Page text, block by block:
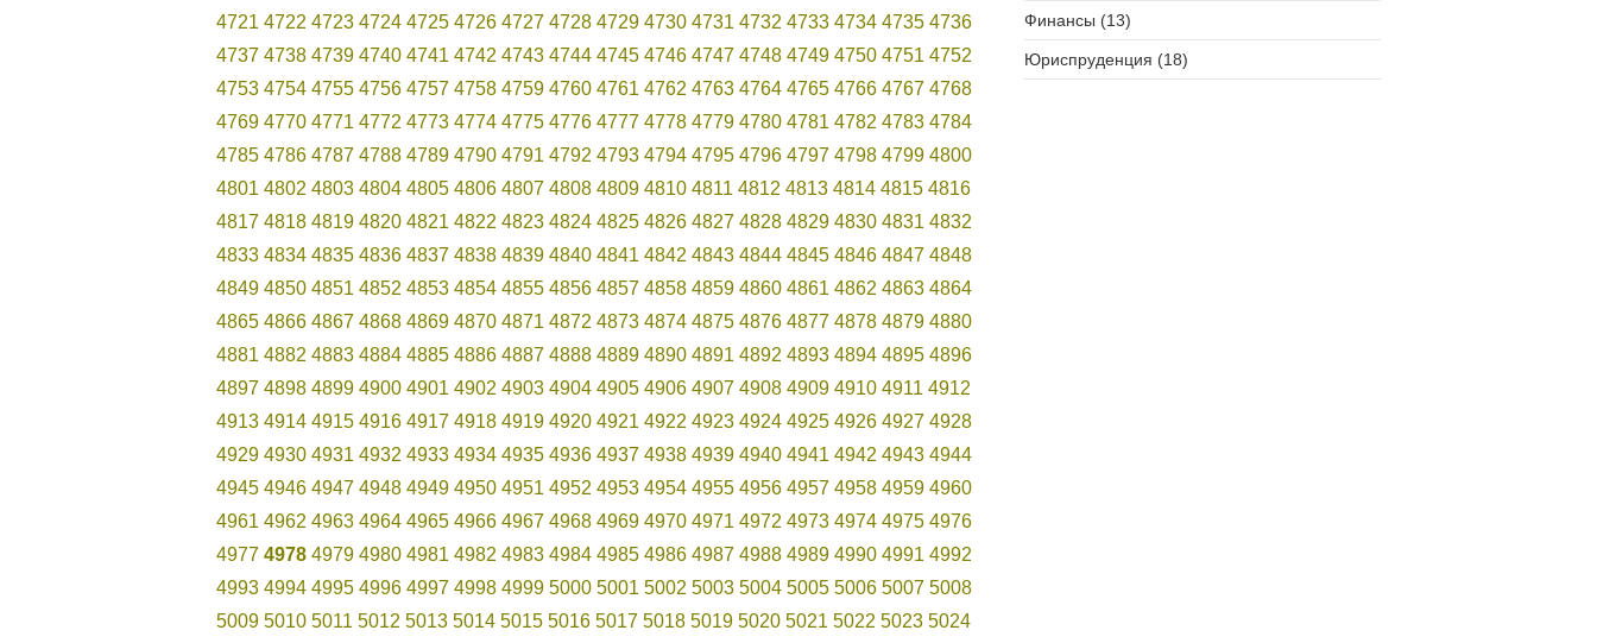
4721 4722 4723 4724 4725 4726 4727 4728 4729 4730 4731 4732 4733 4734 4735 4736
4737 4738 4739 4740 4741 4742 4743 4744 4745 4746 4747 4748 4749 4750 4751 4752
4753 4754 4755 4756 4757 4758 4759 4760 4761 4762 4763 4764 4765 4766 4767 4768
4769 4770 4771 4772 4773 4774 4775 4776 4777 4778 4779 4780 4781 4782 4783 4784
4785 4786 4787 4788 4789 4790 4791 4792 4793 4794 4795 4796 4797 4798 4799 4800
4801 4802 4803 4804 4805 4806 4807 4808 4809 4810 4811 4812 4813 4814 4815 4816
4817 4818 4819 4820 4821 4822 4823 4824 4825 4826 4827 4828 4829 4830 4831 4832
4833 4834 4835 4836 4837 4838 4839 4840 4841 4842 4843 4844 4845 4846 4847 4848
4849 4850 4851 4852 4853 4854 4855 4856 4857 4858 4859 4860 4861 4862 4863 4864
4865 4866 4867 4868 4869 4870 4871 4872 4873 4874 4875 4876 4877 4878 4879 4880
4881 4882 4883 4884 4885 4886 4887 4888 4889 4890 4891 4892 4893 4894 4895 4896
4897 4898 4899 4900 4901 4902 4903 4904 4905 4906 4907 4908 4909 4910 4911 4912
4913 4914 4915 4916 4917 4918 4919 4920 4921 4922 4923 4924 4925 4926 4927 4928
4929 4930 4931 4932 4933 4934 4935 4936 4937 4938 4939 4940 4941 4942 4943 4944
4945 4946 4947 4948 4949 4950 4951 4952 4953 4954 4955 4956 4957 4958 4959 4960
4961 4962 4963 4964 4965 4966 4967 4968 4969 4970 4971 4972 4973 4974 4975 4976
4977 4978 4979 4980 4981 4982 4983 4984 4985 4986 4987 4988 4989 4990 4991 4992
4993 4994 4995 4996 4997 4998 4999 5000 5001 5002 5003 5004 5005 5006 5007 5008
5009 5010 5011 5012 5013 5014 5015 5016 5017 5018 5019 5020 5021 5022 5023 5024
Финансы (13)
Юриспруденция (18)